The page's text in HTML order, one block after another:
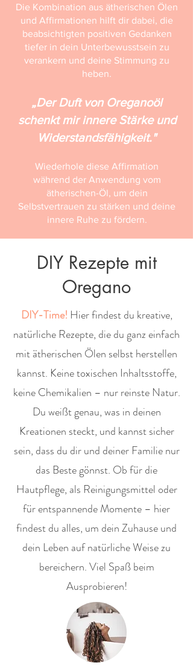
Die Kombination aus ätherischen Ölen
und Affirmationen hilft dir dabei, die
beabsichtigten positiven Gedanken
tiefer in dein Unterbewusstsein zu
verankern und deine Stimmung zu
heben.
„Der Duft von Oreganoöl
schenkt mir innere Stärke und
Widerstandsfähigkeit."
Wiederhole diese Affirmation
während der Anwendung vom
ätherischen-Öl, um dein
Selbstvertrauen zu stärken und deine
innere Ruhe zu fördern.
DIY Rezepte mit
Oregano
DIY-Time! Hier findest du kreative,
natürliche Rezepte, die du ganz einfach
mit ätherischen Ölen selbst herstellen
kannst. Keine toxischen Inhaltsstoffe,
keine Chemikalien – nur reinste Natur.
Du weißt genau, was in deinen
Kreationen steckt, und kannst sicher
sein, dass du dir und deiner Familie nur
das Beste gönnst. Ob für die
Hautpflege, als Reinigungsmittel oder
für entspannende Momente – hier
findest du alles, um dein Zuhause und
dein Leben auf natürliche Weise zu
bereichern. Viel Spaß beim
Ausprobieren!